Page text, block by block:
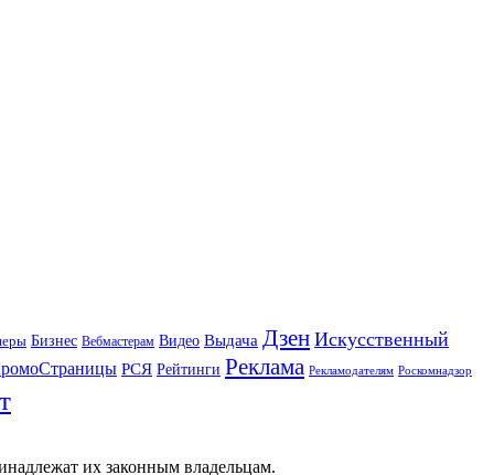
Бизнес Вебмастерам Видео Выдача Дзен Искусственный
РСЯ Рейтинги Реклама Рекламодателям Роскомнадзор
их законным владельцам.